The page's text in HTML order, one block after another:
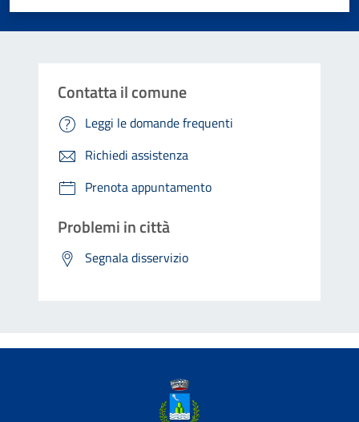
Contatta il comune
Leggi le domande frequenti
Richiedi assistenza
Prenota appuntamento
Problemi in città
Segnala disservizio